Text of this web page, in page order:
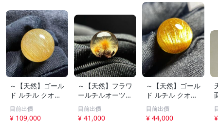
～【天然】ゴール
ド ルチル クオー
ツ 丸玉 18.2mm
8.5g
目前出價
¥ 109,000
～【天然】フラワ
ールチルオーツ
丸玉 10.5mm 1.6
g
目前出價
¥ 41,000
～【天然】ゴール
ド ルチル クオー
ツ 丸玉 13.7mm
3.7g
目前出價
¥ 44,000